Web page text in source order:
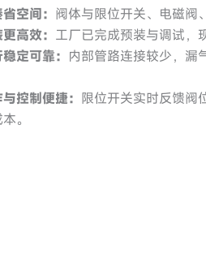
空间： 阀体与限位开关、电磁阀
高效： 工厂已完成预装与调试，
定可靠： 内部管路连接较少，漏
控制便捷： 限位开关实时反馈
。